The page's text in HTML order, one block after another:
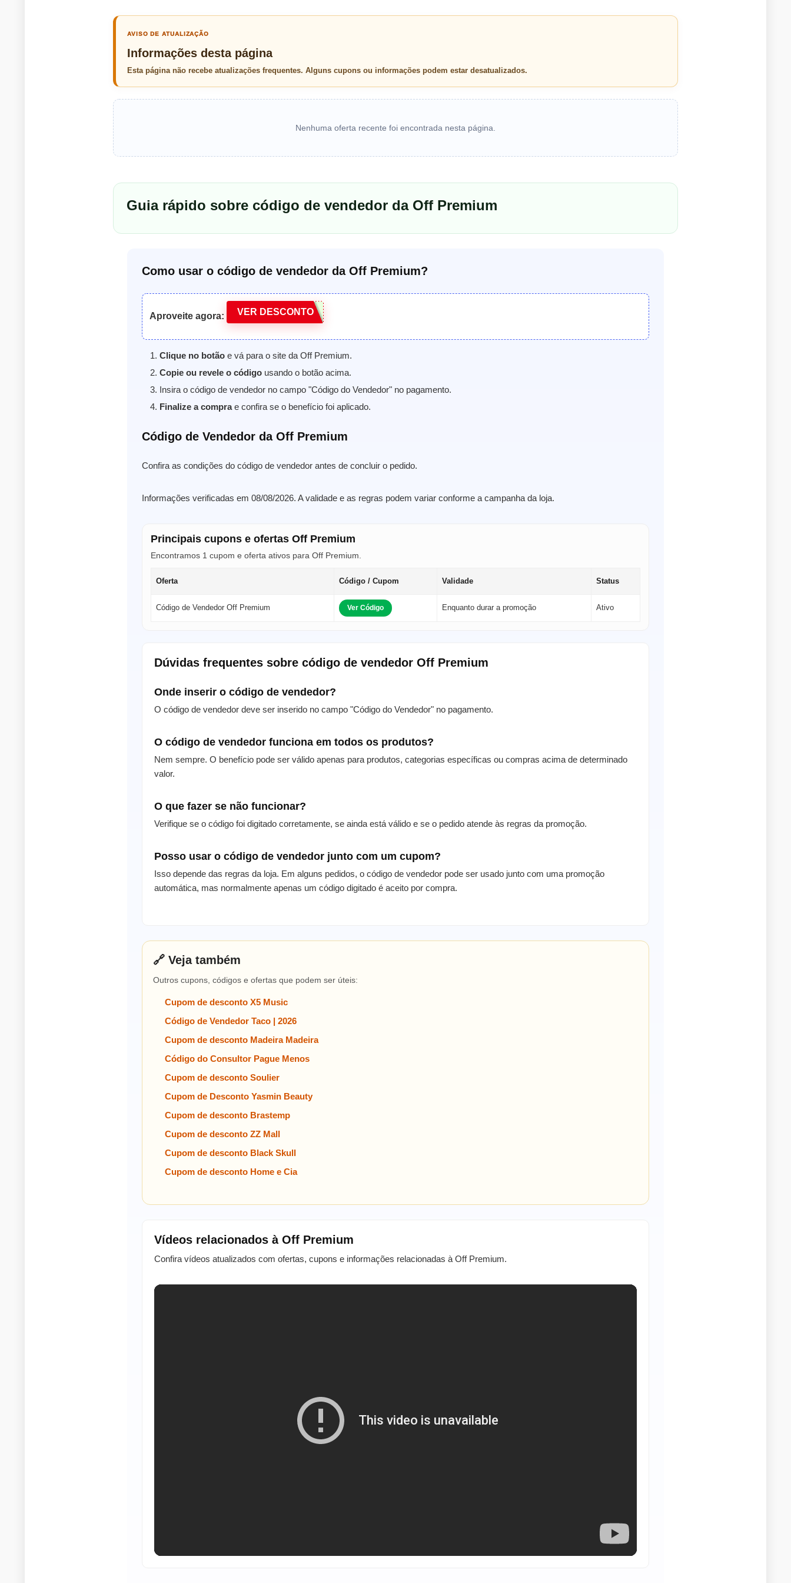
AVISO DE ATUALIZAÇÃO
Informações desta página
Esta página não recebe atualizações frequentes. Alguns cupons ou informações podem estar desatualizados.
Nenhuma oferta recente foi encontrada nesta página.
Guia rápido sobre código de vendedor da Off Premium
Como usar o código de vendedor da Off Premium?
Aproveite agora: VER DESCONTO
Clique no botão e vá para o site da Off Premium.
Copie ou revele o código usando o botão acima.
Insira o código de vendedor no campo "Código do Vendedor" no pagamento.
Finalize a comprae confira se o benefício foi aplicado.
Código de Vendedor da Off Premium
Confira as condições do código de vendedor antes de concluir o pedido.
Informações verificadas em 08/08/2026. A validade e as regras podem variar conforme a campanha da loja.
Principais cupons e ofertas Off Premium
Encontramos 1 cupom e oferta ativos para Off Premium.
Oferta Código / Cupom Validade Status
Código de Vendedor Off Premium Ver Código Enquanto durar a promoção Ativo
Dúvidas frequentes sobre código de vendedor Off Premium
Onde inserir o código de vendedor?
O código de vendedor deve ser inserido no campo "Código do Vendedor" no pagamento.
O código de vendedor funciona em todos os produtos?
Nem sempre. O benefício pode ser válido apenas para produtos, categorias específicas ou compras acima de determinado
valor.
O que fazer se não funcionar?
Verifique se o código foi digitado corretamente, se ainda está válido e se o pedido atende às regras da promoção.
Posso usar o código de vendedor junto com um cupom?
Isso depende das regras da loja. Em alguns pedidos, o código de vendedor pode ser usado junto com uma promoção
automática, mas normalmente apenas um código digitado é aceito por compra.
🔗 Veja também
Outros cupons, códigos e ofertas que podem ser úteis:
Cupom de desconto X5 Music
Código de Vendedor Taco | 2026
Cupom de desconto Madeira Madeira
Código do Consultor Pague Menos
Cupom de desconto Soulier
Cupom de Desconto Yasmin Beauty
Cupom de desconto Brastemp
Cupom de desconto ZZ Mall
Cupom de desconto Black Skull
Cupom de desconto Home e Cia
Vídeos relacionados à Off Premium
Confira vídeos atualizados com ofertas, cupons e informações relacionadas à Off Premium.